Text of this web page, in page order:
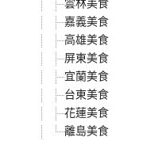
雲林美食
嘉義美食
高雄美食
屏東美食
宜蘭美食
台東美食
花蓮美食
離島美食